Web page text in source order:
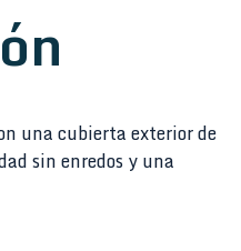
una cubierta exterior de
sin enredos y una